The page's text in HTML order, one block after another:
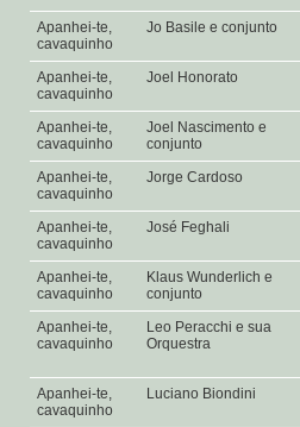
Apanhei-te,
cavaquinho
Jo Basile e conjunto
Apanhei-te,
cavaquinho
Joel Honorato
Apanhei-te,
cavaquinho
Joel Nascimento e
conjunto
Apanhei-te,
cavaquinho
Jorge Cardoso
Apanhei-te,
cavaquinho
José Feghali
Apanhei-te,
cavaquinho
Klaus Wunderlich e
conjunto
Apanhei-te,
cavaquinho
Leo Peracchi e sua
Orquestra
Apanhei-te,
cavaquinho
Luciano Biondini